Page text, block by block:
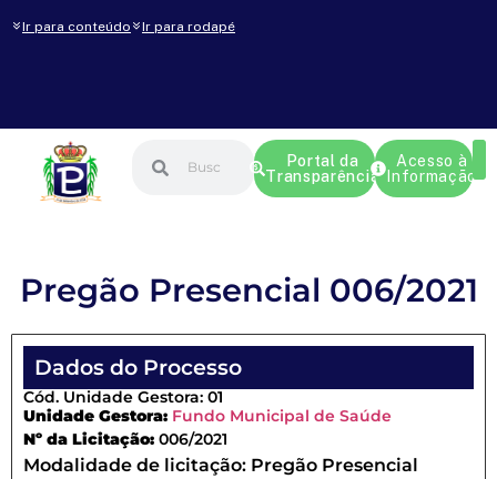
Ir para conteúdo Ir para rodapé
Portal da
Transparência
Acesso à
Informação
Pregão Presencial 006/2021
Dados do Processo
Cód. Unidade Gestora: 01
Unidade Gestora: Fundo Municipal de Saúde
Nº da Licitação: 006/2021
Modalidade de licitação: Pregão Presencial